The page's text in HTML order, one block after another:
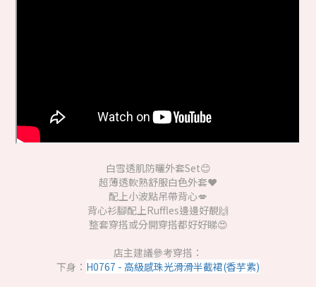
白雪透肌防曬外套Set😊
超薄透軟熟舒服白色外套❤️
配上小波點吊帶背心💋
背心衫腳配上Ruffles邊邊好靚🙌
整套穿搭或分開穿搭都好好睇😍
店主建議參考穿搭：
下身： H0767 - 高級感珠光滑滑半截裙(香芋紫)